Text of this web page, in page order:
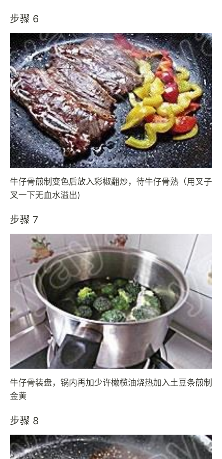
步骤 6
牛仔骨煎制变色后放入彩椒翻炒，待牛仔骨熟（用叉子
叉一下无血水溢出)
步骤 7
牛仔骨装盘，锅内再加少许橄榄油烧热加入土豆条煎制
金黄
步骤 8